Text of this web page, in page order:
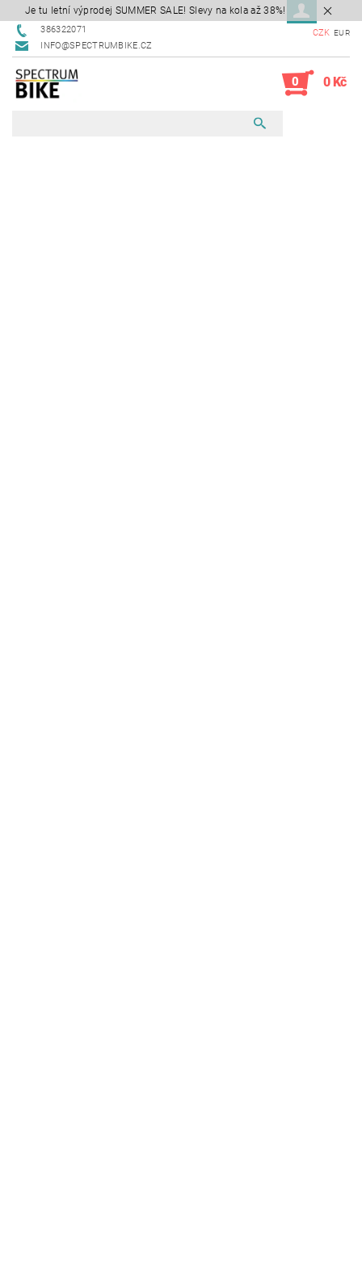
Je tu letní výprodej SUMMER SALE! Slevy na kola až 38%!
386322071
INFO@SPECTRUMBIKE.CZ
CZK EUR
0 0 Kč